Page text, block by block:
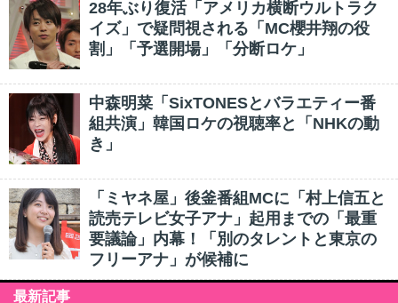
28年ぶり復活「アメリカ横断ウルトラク
イズ」で疑問視される「MC櫻井翔の役
割」「予選開場」「分断ロケ」
中森明菜「SixTONESとバラエティー番
組共演」韓国ロケの視聴率と「NHKの動
き」
「ミヤネ屋」後釜番組MCに「村上信五と
読売テレビ女子アナ」起用までの「最重
要議論」内幕！「別のタレントと東京の
フリーアナ」が候補に
最新記事